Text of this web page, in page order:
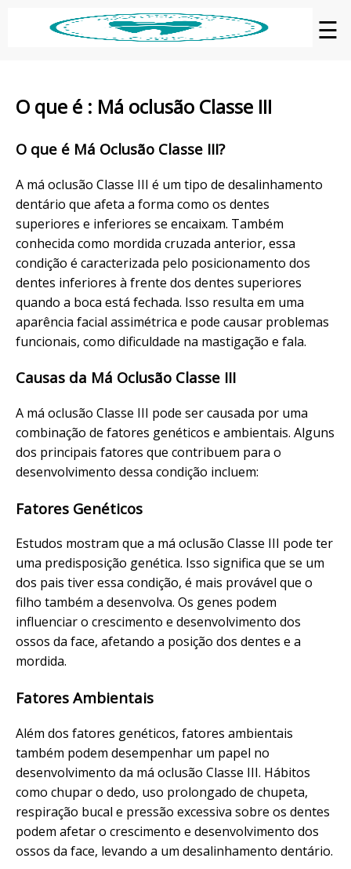
☰
O que é : Má oclusão Classe III
O que é Má Oclusão Classe III?
A má oclusão Classe III é um tipo de desalinhamento
dentário que afeta a forma como os dentes
superiores e inferiores se encaixam. Também
conhecida como mordida cruzada anterior, essa
condição é caracterizada pelo posicionamento dos
dentes inferiores à frente dos dentes superiores
quando a boca está fechada. Isso resulta em uma
aparência facial assimétrica e pode causar problemas
funcionais, como dificuldade na mastigação e fala.
Causas da Má Oclusão Classe III
A má oclusão Classe III pode ser causada por uma
combinação de fatores genéticos e ambientais. Alguns
dos principais fatores que contribuem para o
desenvolvimento dessa condição incluem:
Fatores Genéticos
Estudos mostram que a má oclusão Classe III pode ter
uma predisposição genética. Isso significa que se um
dos pais tiver essa condição, é mais provável que o
filho também a desenvolva. Os genes podem
influenciar o crescimento e desenvolvimento dos
ossos da face, afetando a posição dos dentes e a
mordida.
Fatores Ambientais
Além dos fatores genéticos, fatores ambientais
também podem desempenhar um papel no
desenvolvimento da má oclusão Classe III. Hábitos
como chupar o dedo, uso prolongado de chupeta,
respiração bucal e pressão excessiva sobre os dentes
podem afetar o crescimento e desenvolvimento dos
ossos da face, levando a um desalinhamento dentário.